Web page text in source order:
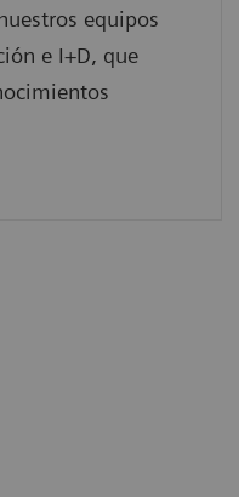
equipos
e I+D, que